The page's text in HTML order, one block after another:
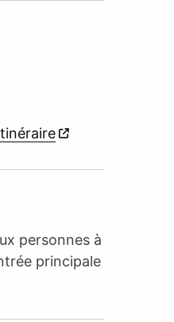
personnes à
principale